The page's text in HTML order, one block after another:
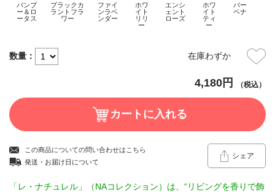
4,180円 （税込）
数量： 在庫わずか
バンブ
ー＆ロ
ータス
ブラックカ
ラントフラ
ワー
ファイ
ンラベ
ンダー
ホワ
イト
リリ
ー
エンシ
ェント
ローズ
ホワ
イト
ティ
ー
バー
ベナ
この商品についての問い合わせはこちら
発送・お届け日について
シェア
「レ・ナチュレル」（NAコレクション）は、“リビングを香りで飾